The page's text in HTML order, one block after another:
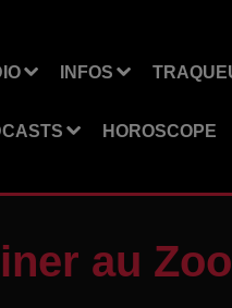
INFOS
HOROSCOPE
au